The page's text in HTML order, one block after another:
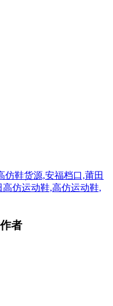
仿鞋货源,安福档口,莆田
仿运动鞋,高仿运动鞋,
者